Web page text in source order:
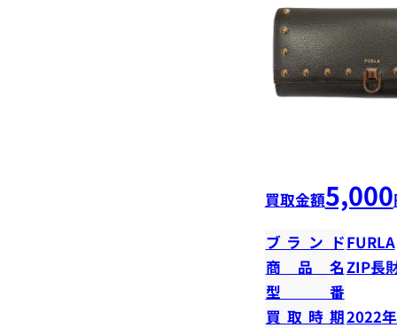
買取金額5,000
ブランドFURLA
商品名ZIP長
型番
買取時期2022